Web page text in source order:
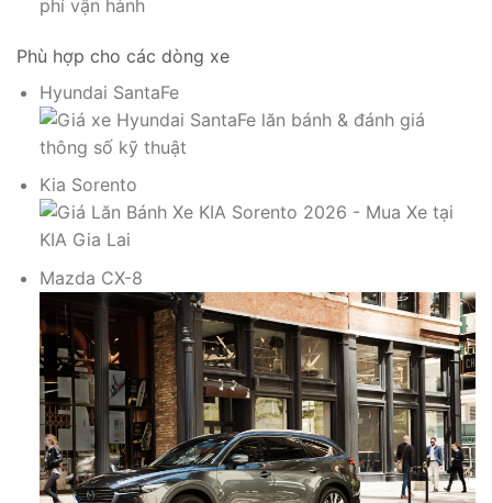
phí vận hành
Phù hợp cho các dòng xe
Hyundai SantaFe
Kia Sorento
Mazda CX-8